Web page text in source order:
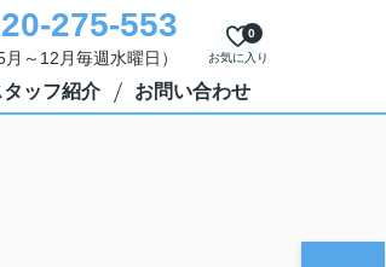
275-553
～12月毎週水曜日） お気に入り
0
タッフ紹介 お問い合わせ